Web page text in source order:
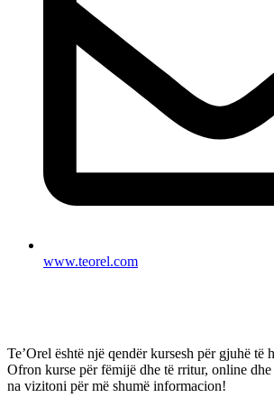
www.teorel.com
Te’Orel është një qendër kursesh për gjuhë të
Ofron kurse për fëmijë dhe të rritur, online
na vizitoni për më shumë informacion!